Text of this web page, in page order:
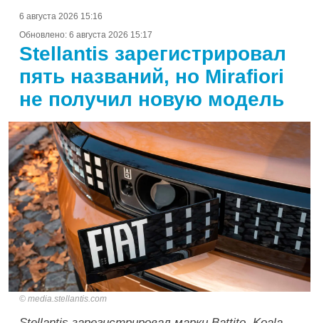
6 августа 2026 15:16
Обновлено: 6 августа 2026 15:17
Stellantis зарегистрировал
пять названий, но Mirafiori
не получил новую модель
media.stellantis.com